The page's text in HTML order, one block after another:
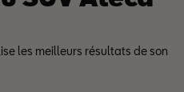
les meilleurs résultats de son